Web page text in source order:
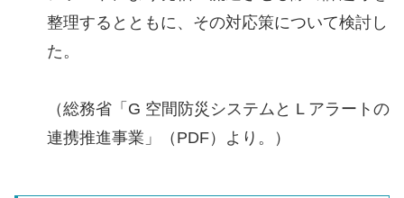
整理するとともに、その対応策について検討し
た。
（総務省「G 空間防災システムと L アラートの
連携推進事業」（PDF）より。）